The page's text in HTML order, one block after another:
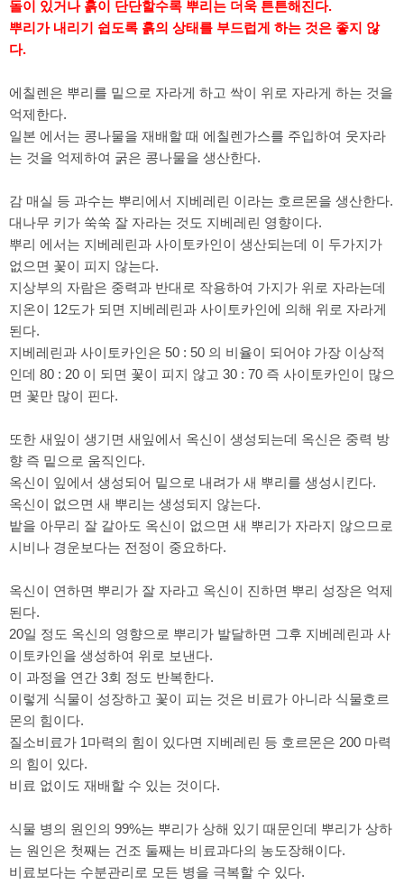
돌이 있거나 흙이 단단할수록 뿌리는 더욱 튼튼해진다.
뿌리가 내리기 쉽도록 흙의 상태를 부드럽게 하는 것은 좋지 않
다.
에칠렌은 뿌리를 밑으로 자라게 하고 싹이 위로 자라게 하는 것을
억제한다.
일본 에서는 콩나물을 재배할 때 에칠렌가스를 주입하여 웃자라
는 것을 억제하여 굵은 콩나물을 생산한다.
감 매실 등 과수는 뿌리에서 지베레린 이라는 호르몬을 생산한다.
대나무 키가 쑥쑥 잘 자라는 것도 지베레린 영향이다.
뿌리 에서는 지베레린과 사이토카인이 생산되는데 이 두가지가
없으면 꽃이 피지 않는다.
지상부의 자람은 중력과 반대로 작용하여 가지가 위로 자라는데
지온이 12도가 되면 지베레린과 사이토카인에 의해 위로 자라게
된다.
지베레린과 사이토카인은 50 : 50 의 비율이 되어야 가장 이상적
인데 80 : 20 이 되면 꽃이 피지 않고 30 : 70 즉 사이토카인이 많으
면 꽃만 많이 핀다.
또한 새잎이 생기면 새잎에서 옥신이 생성되는데 옥신은 중력 방
향 즉 밑으로 움직인다.
옥신이 잎에서 생성되어 밑으로 내려가 새 뿌리를 생성시킨다.
옥신이 없으면 새 뿌리는 생성되지 않는다.
밭을 아무리 잘 갈아도 옥신이 없으면 새 뿌리가 자라지 않으므로
시비나 경운보다는 전정이 중요하다.
옥신이 연하면 뿌리가 잘 자라고 옥신이 진하면 뿌리 성장은 억제
된다.
20일 정도 옥신의 영향으로 뿌리가 발달하면 그후 지베레린과 사
이토카인을 생성하여 위로 보낸다.
이 과정을 연간 3회 정도 반복한다.
이렇게 식물이 성장하고 꽃이 피는 것은 비료가 아니라 식물호르
몬의 힘이다.
질소비료가 1마력의 힘이 있다면 지베레린 등 호르몬은 200 마력
의 힘이 있다.
비료 없이도 재배할 수 있는 것이다.
식물 병의 원인의 99%는 뿌리가 상해 있기 때문인데 뿌리가 상하
는 원인은 첫째는 건조 둘째는 비료과다의 농도장해이다.
비료보다는 수분관리로 모든 병을 극복할 수 있다.